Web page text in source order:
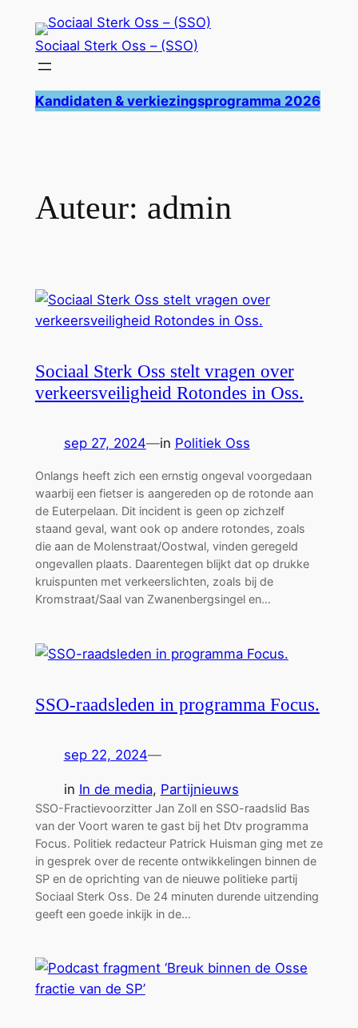
Sociaal Sterk Oss – (SSO)
Kandidaten & verkiezingsprogramma 2026
Auteur: admin
Sociaal Sterk Oss stelt vragen over
verkeersveiligheid Rotondes in Oss.
sep 27, 2024—in Politiek Oss
Onlangs heeft zich een ernstig ongeval voorgedaan
waarbij een fietser is aangereden op de rotonde aan
de Euterpelaan. Dit incident is geen op zichzelf
staand geval, want ook op andere rotondes, zoals
die aan de Molenstraat/Oostwal, vinden geregeld
ongevallen plaats. Daarentegen blijkt dat op drukke
kruispunten met verkeerslichten, zoals bij de
Kromstraat/Saal van Zwanenbergsingel en…
SSO-raadsleden in programma Focus.
sep 22, 2024—
in In de media, Partijnieuws
SSO-Fractievoorzitter Jan Zoll en SSO-raadslid Bas
van der Voort waren te gast bij het Dtv programma
Focus. Politiek redacteur Patrick Huisman ging met ze
in gesprek over de recente ontwikkelingen binnen de
SP en de oprichting van de nieuwe politieke partij
Sociaal Sterk Oss. De 24 minuten durende uitzending
geeft een goede inkijk in de…